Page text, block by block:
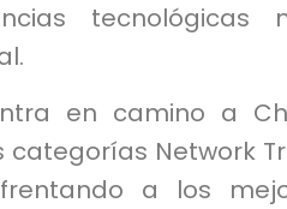
tecnológicas
en camino a
Network
a los